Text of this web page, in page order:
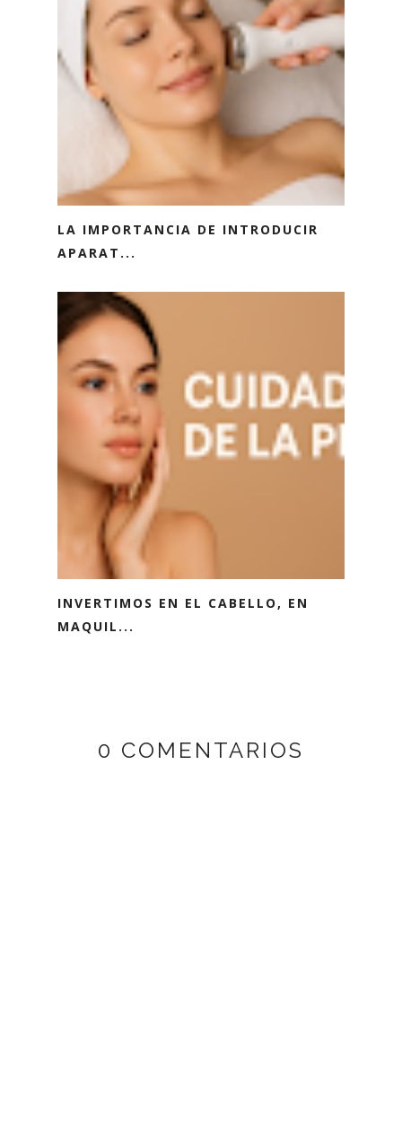
LA IMPORTANCIA DE INTRODUCIR
APARAT...
INVERTIMOS EN EL CABELLO, EN
MAQUIL...
0 COMENTARIOS